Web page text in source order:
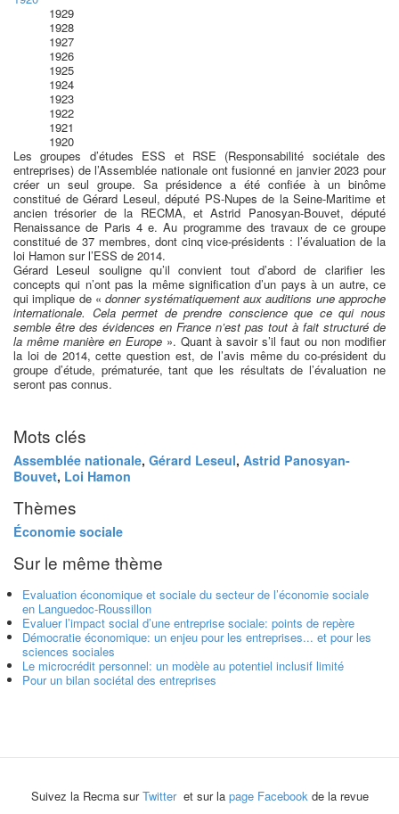
1929
1928
1927
1926
1925
1924
1923
1922
1921
1920
Les groupes d’études ESS et RSE (Responsabilité sociétale des
entreprises) de l’Assemblée nationale ont fusionné en janvier 2023 pour
créer un seul groupe. Sa présidence a été confiée à un binôme
constitué de Gérard Leseul, député PS-Nupes de la Seine-Maritime et
ancien trésorier de la RECMA, et Astrid Panosyan-Bouvet, député
Renaissance de Paris 4 e. Au programme des travaux de ce groupe
constitué de 37 membres, dont cinq vice-présidents : l’évaluation de la
loi Hamon sur l’ESS de 2014.
Gérard Leseul souligne qu’il convient tout d’abord de clarifier les
concepts qui n’ont pas la même signification d’un pays à un autre, ce
qui implique de «donner systématiquement aux auditions une approche
internationale. Cela permet de prendre conscience que ce qui nous
semble être des évidences en France n’est pas tout à fait structuré de
la même manière en Europe». Quant à savoir s’il faut ou non modifier
la loi de 2014, cette question est, de l’avis même du co-président du
groupe d’étude, prématurée, tant que les résultats de l’évaluation ne
seront pas connus.
Mots clés
Assemblée nationale, Gérard Leseul, Astrid Panosyan-
Bouvet, Loi Hamon
Thèmes
Économie sociale
Sur le même thème
Evaluation économique et sociale du secteur de l’économie sociale
en Languedoc-Roussillon
Evaluer l’impact social d’une entreprise sociale: points de repère
Démocratie économique: un enjeu pour les entreprises... et pour les
sciences sociales
Le microcrédit personnel: un modèle au potentiel inclusif limité
Pour un bilan sociétal des entreprises
Suivez la Recma surTwitter et sur la page Facebookde la revue